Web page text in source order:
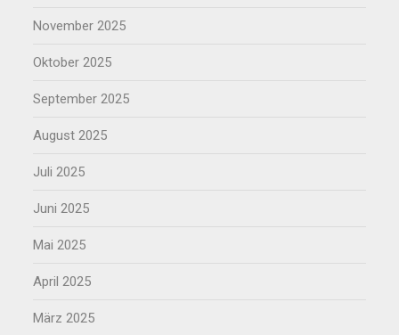
November 2025
Oktober 2025
September 2025
August 2025
Juli 2025
Juni 2025
Mai 2025
April 2025
März 2025